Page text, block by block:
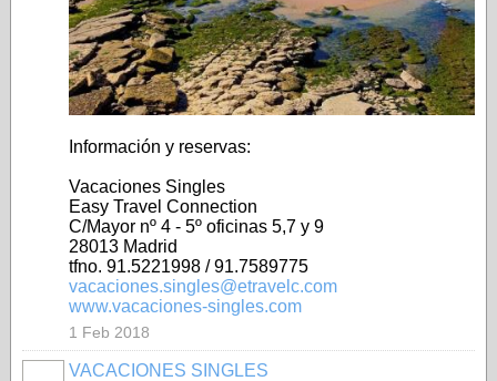
Información y reservas:
Vacaciones Singles
Easy Travel Connection
C/Mayor nº 4 - 5º oficinas 5,7 y 9
28013 Madrid
tfno. 91.5221998 / 91.7589775
vacaciones.singles@etravelc.com
www.vacaciones-singles.com
1 Feb 2018
VACACIONES SINGLES